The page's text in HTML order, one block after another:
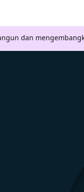
dan